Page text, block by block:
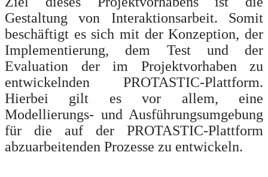
Gestaltung von Interaktionsarbeit. Somit
beschäftigt es sich mit der Konzeption, der
Implementierung, dem Test und der
Evaluation der im Projektvorhaben zu
entwickelnden PROTASTIC‐Plattform.
Hierbei gilt es vor allem, eine
Modellierungs‐ und Ausführungsumgebung
für die auf der PROTASTIC‐Plattform
abzuarbeitenden Prozesse zu entwickeln.